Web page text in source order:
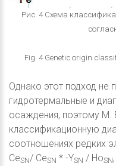
Рис. 4 Схема
Fig. 4 Genetic origin
Однако этот подход не
гидротермальные и
осаждения, поэтому M.
классификационную
соотношениях редких
CeSN/ CeSN * -YSN / HoSN